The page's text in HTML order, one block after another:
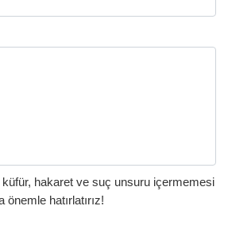
küfür, hakaret ve suç unsuru içermemesi
önemle hatırlatırız!